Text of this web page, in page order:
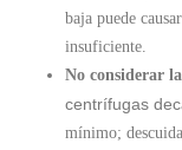
baja puede
insuficiente.
No considerar
centrífugas
mínimo;